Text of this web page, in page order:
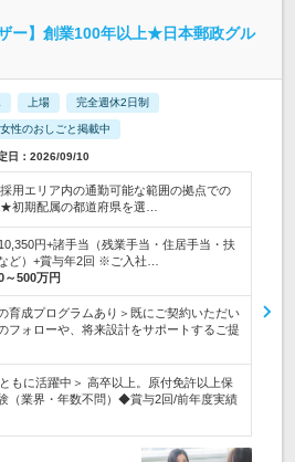
ー】創業100年以上★日本郵政グル
上場 完全週休2日制
女性のおしごと掲載中
日：2026/09/10
用エリア内の通勤可能な範囲の拠点での
初期配属の都道府県を選…
円+諸手当（残業手当・住居手当・扶
ど）+賞与年2回 ※ご入社…
～500万円
育成プログラムあり＞既にご契約いただい
フォローや、将来設計をサポートするご提
もに活躍中＞ 高卒以上。原付免許以上保
（業界・年数不問）◆賞与2回/前年度実績